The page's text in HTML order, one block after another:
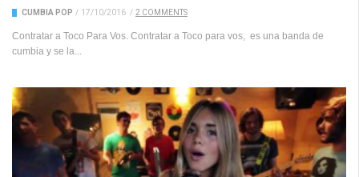
CUMBIA POP / 17/10/2016 / 2 COMMENTS
Contratar a Toco Para Vos. Contratar a Toco para vos, es una banda de
cumbia y se la...